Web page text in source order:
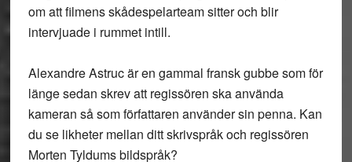
om att filmens skådespelarteam sitter och blir
intervjuade i rummet intill.
Alexandre Astruc är en gammal fransk gubbe som för
länge sedan skrev att regissören ska använda
kameran så som författaren använder sin penna. Kan
du se likheter mellan ditt skrivspråk och regissören
Morten Tyldums bildspråk?